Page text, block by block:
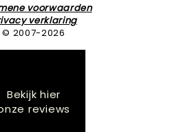
voorwaarden
verklaring
© 2007-2026
Bekijk hier
reviews